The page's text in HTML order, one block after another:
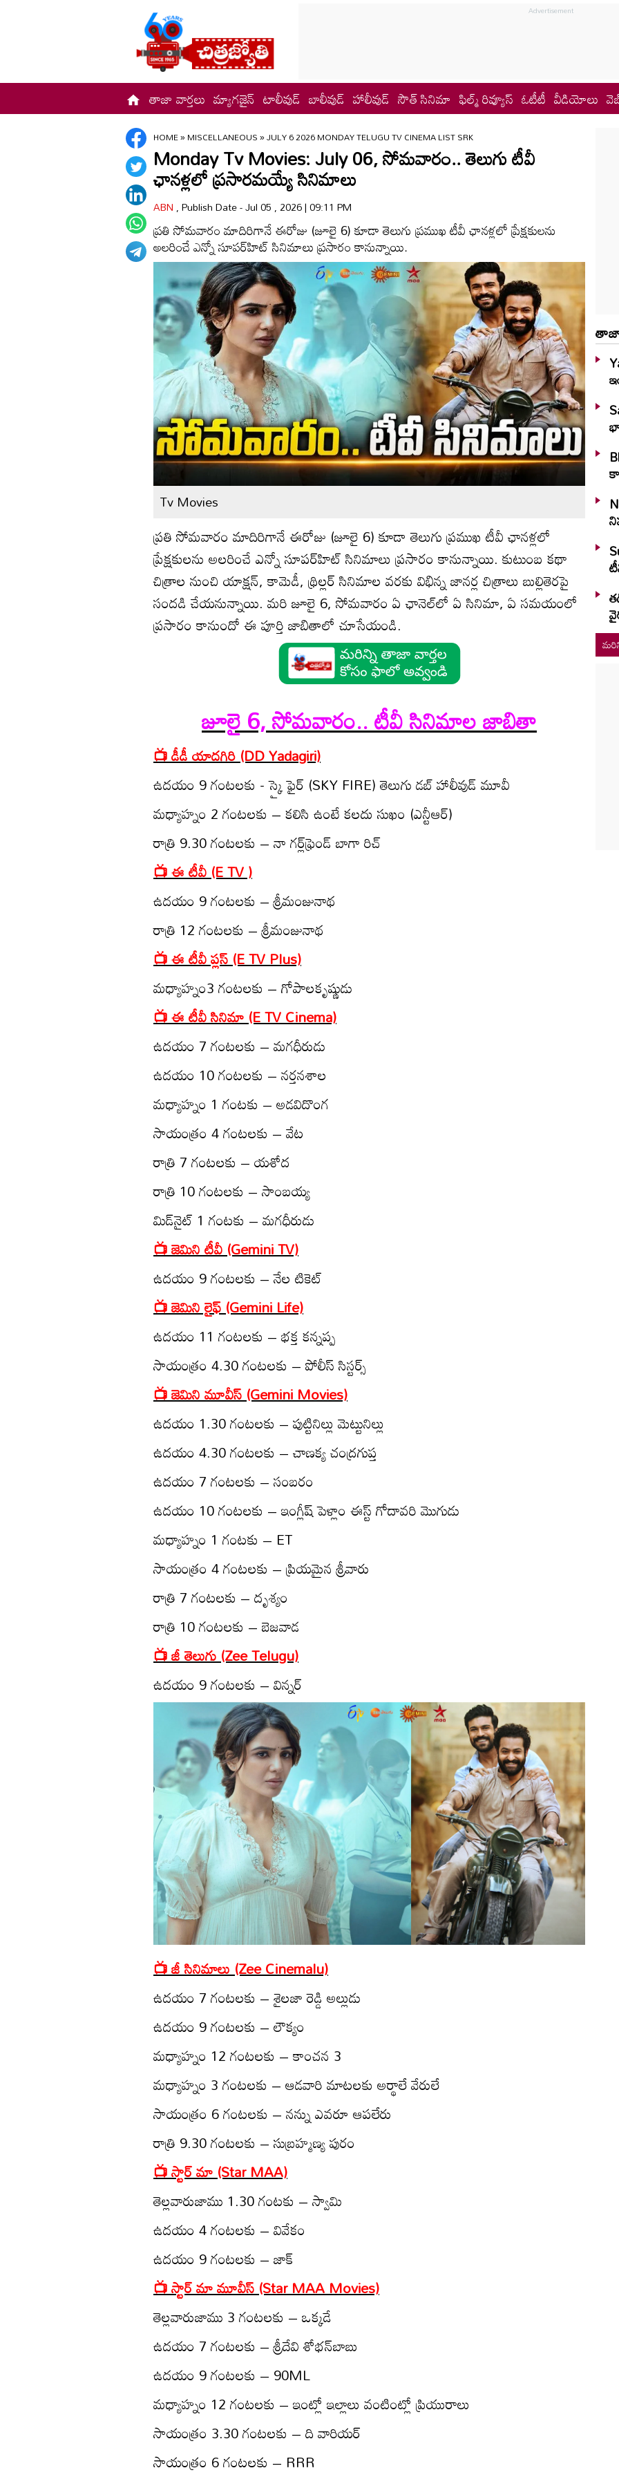
తాజా వార్తలు మ్యాగజైన్ టాలీవుడ్ బాలీవుడ్ హాలీవుడ్ సౌత్ సినిమా ఫిల్మ్ రివ్యూస్ ఓటీటీ వీడియోలు
HOME»MISCELLANEOUS»JULY 6 2026 MONDAY TELUGU TV CINEMA LIST SRK
Monday Tv Movies: July 06, సోమ‌వారం.. తెలుగు టీవీ
ఛాన‌ళ్ల‌లో ప్ర‌సార‌మ‌య్యే సినిమాలు
ABN, Publish Date - Jul 05 , 2026 | 09:11 PM
ప్రతి సోమవారం మాదిరిగానే ఈరోజు (జూలై 6) కూడా తెలుగు ప్రముఖ టీవీ ఛానళ్లలో ప్రేక్షకులను
అలరించే ఎన్నో సూపర్‌హిట్ సినిమాలు ప్రసారం కానున్నాయి.
Tv Movies
ప్రతి సోమవారం మాదిరిగానే ఈరోజు (జూలై 6) కూడా తెలుగు ప్రముఖ టీవీ ఛానళ్లలో
ప్రేక్షకులను అలరించే ఎన్నో సూపర్‌హిట్ సినిమాలు ప్రసారం కానున్నాయి. కుటుంబ కథా
చిత్రాల నుంచి యాక్షన్, కామెడీ, థ్రిల్లర్ సినిమాల వరకు విభిన్న జానర్ల చిత్రాలు బుల్లితెరపై
సందడి చేయనున్నాయి. మరి జూలై 6, సోమవారం ఏ ఛానెల్‌లో ఏ సినిమా, ఏ సమయంలో
ప్రసారం కానుందో ఈ పూర్తి జాబితాలో చూసేయండి.
జూలై 6, సోమ‌వారం.. టీవీ సినిమాల జాబితా
📺 డీడీ యాద‌గిరి (DD Yadagiri)
ఉద‌యం 9 గంట‌ల‌కు - స్కై ఫైర్‌ (SKY FIRE) తెలుగు డ‌బ్ హాలీవుడ్ మూవీ
మ‌ధ్యాహ్నం 2 గంట‌ల‌కు – క‌లిసి ఉంటే క‌ల‌దు సుఖం (ఎన్టీఆర్‌)
రాత్రి 9.30 గంట‌ల‌కు – నా గ‌ర్ల్‌ఫ్రెండ్ బాగా రిచ్‌
📺 ఈ టీవీ (E TV )
ఉద‌యం 9 గంట‌ల‌కు – శ్రీమంజునాథ‌
రాత్రి 12 గంట‌ల‌కు – శ్రీమంజునాథ‌
📺 ఈ టీవీ ప్ల‌స్‌ (E TV Plus)
మ‌ధ్యాహ్నం3 గంట‌ల‌కు – గోపాల‌కృష్ణుడు
📺 ఈ టీవీ సినిమా (E TV Cinema)
ఉద‌యం 7 గంట‌ల‌కు – మ‌గ‌ధీరుడు
ఉద‌యం 10 గంట‌ల‌కు – న‌ర్త‌న‌శాల‌
మ‌ధ్యాహ్నం 1 గంట‌కు – అడ‌విదొంగ‌
సాయంత్రం 4 గంట‌ల‌కు – వేట‌
రాత్రి 7 గంట‌ల‌కు – య‌శోద‌
రాత్రి 10 గంట‌ల‌కు – సాంబ‌య్య‌
మిడ్‌నైట్ 1 గంట‌కు – మ‌గ‌ధీరుడు
📺 జెమిని టీవీ (Gemini TV)
ఉద‌యం 9 గంట‌ల‌కు – నేల టికెట్‌
📺 జెమిని లైఫ్‌ (Gemini Life)
ఉద‌యం 11 గంట‌ల‌కు – భ‌క్త క‌న్న‌ప్ప‌
సాయంత్రం 4.30 గంట‌ల‌కు – పోలీస్ సిస్ట‌ర్స్‌
📺 జెమిని మూవీస్‌ (Gemini Movies)
ఉద‌యం 1.30 గంట‌ల‌కు – పుట్టినిల్లు మెట్టునిల్లు
ఉద‌యం 4.30 గంట‌ల‌కు – చాణ‌క్య చంద్ర‌గుప్త‌
ఉద‌యం 7 గంట‌ల‌కు – సంబ‌రం
ఉద‌యం 10 గంట‌ల‌కు – ఇంగ్లీష్ పెళ్లాం ఈస్ట్ గోదావ‌రి మొగుడు
మధ్యాహ్నం 1 గంటకు – ET
సాయంత్రం 4 గంట‌ల‌కు – ప్రియ‌మైన శ్రీవారు
రాత్రి 7 గంట‌ల‌కు – దృశ్యం
రాత్రి 10 గంట‌ల‌కు – బెజ‌వాడ‌
📺 జీ తెలుగు (Zee Telugu)
ఉద‌యం 9 గంట‌ల‌కు – విన్న‌ర్‌
📺 జీ సినిమాలు (Zee Cinemalu)
ఉద‌యం 7 గంట‌ల‌కు – శైల‌జా రెడ్డి అల్లుడు
ఉద‌యం 9 గంట‌ల‌కు – లౌక్యం
మధ్యాహ్నం 12 గంట‌లకు – కాంచ‌న 3
మధ్యాహ్నం 3 గంట‌ల‌కు – ఆడ‌వారి మాట‌ల‌కు అర్థాలే వేరులే
సాయంత్రం 6 గంట‌ల‌కు – న‌న్ను ఎవ‌రూ ఆప‌లేరు
రాత్రి 9.30 గంట‌ల‌కు – సుబ్ర‌హ్మ‌ణ్య‌ పురం
📺 స్టార్ మా (Star MAA)
తెల్ల‌వారుజాము 1.30 గంట‌కు – స్వామి
ఉద‌యం 4 గంట‌ల‌కు – వివేకం
ఉద‌యం 9 గంట‌ల‌కు – జాక్‌
📺 స్టార్ మా మూవీస్‌ (Star MAA Movies)
తెల్ల‌వారుజాము 3 గంట‌ల‌కు – ఒక్క‌డే
ఉద‌యం 7 గంట‌ల‌కు – శ్రీదేవి శోభ‌న్‌బాబు
ఉద‌యం 9 గంట‌ల‌కు – 90ML
మ‌ధ్యాహ్నం 12 గంట‌ల‌కు – ఇంట్లో ఇల్లాలు వంటింట్లో ప్రియురాలు
సాయంత్రం 3.30 గంట‌ల‌కు – ది వారియ‌ర్‌
సాయంత్రం 6 గంట‌ల‌కు – RRR
తాజా